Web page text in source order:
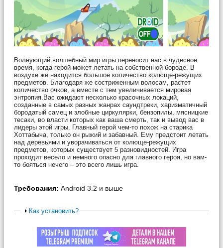
Волнующий волшебный мир игры переносит нас в чудесное
время, когда герой может летать на собственной бороде. В
воздухе же находится большое количество колюще-режущих
предметов. Благодаря же состриженным волосам, растет
количество очков, а вместе с тем увеличивается мировая
энтропия.Вас ожидают несколько красочных локаций,
созданные в самых разных жанрах саундтреки, харизматичный
бородатый самец и злобные циркулярки, бензопилы, мясницкие
тесаки, во власти которых как ваша смерть, так и вывод вас в
лидеры этой игры. Главный герой чем-то похож на старика
Хоттабыча, только он рыжий и забавный. Ему предстоит летать
над деревьями и уворачиваться от колюще-режущих
предметов, которых существует 5 разновидностей. Игра
проходит весело и немного опасно для главного героя, но вам-
то бояться нечего – это всего лишь игра.
Требования: Android 3.2 и выше
Как установить?